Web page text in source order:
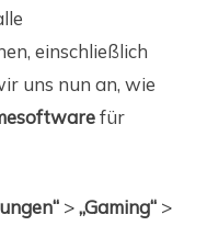
einschließlich
uns nun an, wie
für
>„Gaming“>